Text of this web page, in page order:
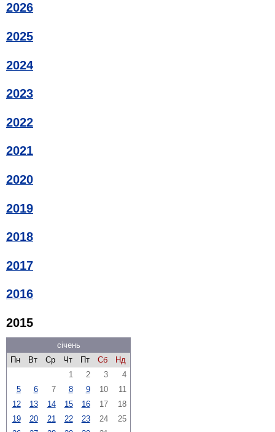
2026
2025
2024
2023
2022
2021
2020
2019
2018
2017
2016
2015
січень
Пн
Вт Ср Чт Пт Сб
Нд
1
2 3
4
5
6 7 8 9 10
11
12
13 14 15 16 17
18
19
20 21 22 23 24
25